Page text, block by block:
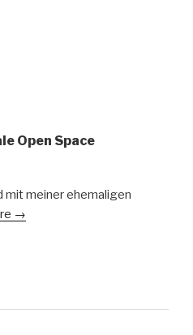
Open Space
meiner ehemaligen
→